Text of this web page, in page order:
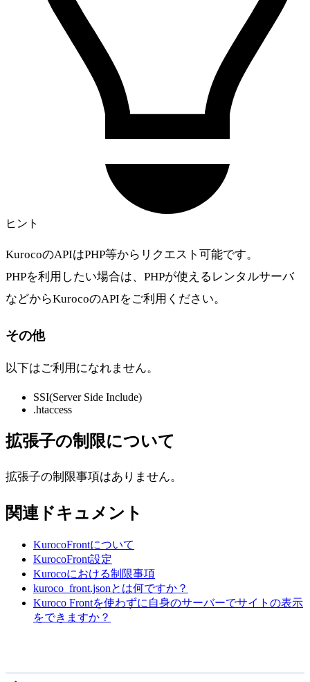
ヒント
KurocoのAPIはPHP等からリクエスト可能です。
PHPを利用したい場合は、PHPが使えるレンタルサーバ
などからKurocoのAPIをご利用ください。
その他
以下はご利用になれません。
SSI(Server Side Include)
.htaccess
拡張子の制限について
拡張子の制限事項はありません。
関連ドキュメント
KurocoFrontについて
KurocoFront設定
Kurocoにおける制限事項
kuroco_front.jsonとは何ですか？
Kuroco Frontを使わずに自身のサーバーでサイトの表示
をできますか？